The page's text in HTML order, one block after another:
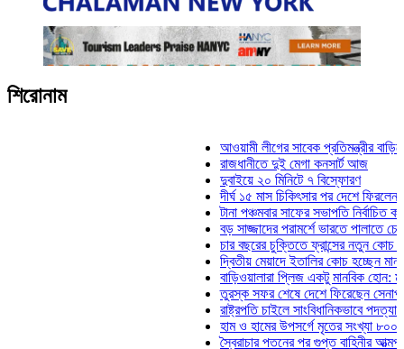
শিরোনাম
আওয়ামী লীগের সাবেক প্রতিমন্ত্রীর বাড়িতে
রাজধানীতে দুই মেগা কনসার্ট আজ
দুবাইয়ে ২০ মিনিটে ৭ বিস্ফোরণ
দীর্ঘ ১৫ মাস চিকিৎসার পর দেশে ফিরলেন ইলিয়াস
টানা পঞ্চমবার সাফের সভাপতি নির্বাচিত কাজী
বড় সাজ্জাদের পরামর্শে ভারতে পালাতে
চার বছরের চুক্তিতে ফ্রান্সের নতুন কোচ জিদান
দ্বিতীয় মেয়াদে ইতালির কোচ হচ্ছেন মানচিনি
বাড়িওয়ালারা প্লিজ একটু মানবিক হোন: মনিরা মিঠু
তুরস্ক সফর শেষে দেশে ফিরেছেন সেনাপ্রধান
রাষ্ট্রপতি চাইলে সাংবিধানিকভাবে পদত্যাগ করতে
হাম ও হামের উপসর্গে মৃতের সংখ্যা ৮০০ ছাড়াল
স্বৈরাচার পতনের পর গুপ্ত বাহিনীর আত্মপ্রকাশ: